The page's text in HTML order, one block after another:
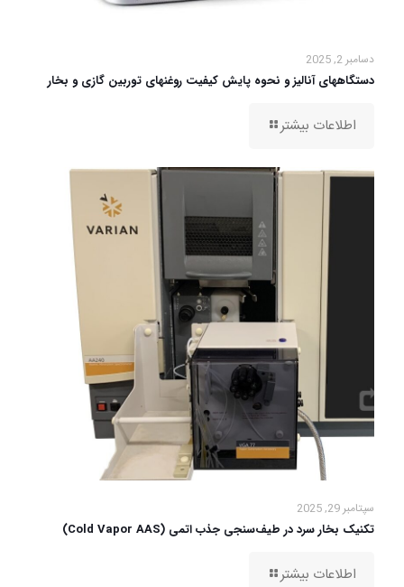
دسامبر 2, 2025
دستگاههای آنالیز و نحوه پایش کیفیت روغنهای توربین گازی و بخار
اطلاعات بیشتر
سپتامبر 29, 2025
تکنیک بخار سرد در طیف‌سنجی جذب اتمی (Cold Vapor AAS)
اطلاعات بیشتر